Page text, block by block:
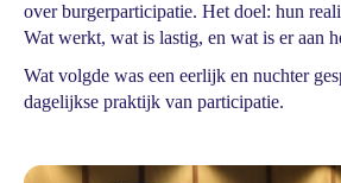
over burgerparticipatie. Het doel: hun
Wat werkt, wat is lastig, en wat is er aan
Wat volgde was een eerlijk en nuchter
dagelijkse praktijk van participatie.